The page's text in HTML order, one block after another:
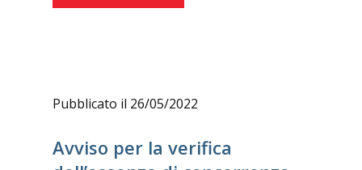
Pubblicato il 26/05/2022
Avviso per la verifica